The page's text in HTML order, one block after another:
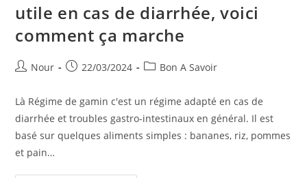
utile en cas de diarrhée, voici
comment ça marche
Auteur/autrice
la
publication :
Nour
Publication
22/03/2024
PostBon A Savoir
Là Régime de gamin c'est un régime adapté en cas de
diarrhée et troubles gastro-intestinaux en général. Il est
basé sur quelques aliments simples : bananes, riz, pommes
et pain…